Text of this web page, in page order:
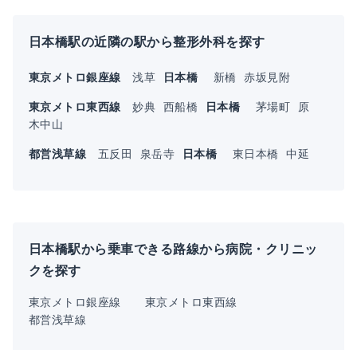
日本橋駅の近隣の駅から整形外科を探す
東京メトロ銀座線 浅草 日本橋 新橋 赤坂見附
東京メトロ東西線 妙典 西船橋 日本橋 茅場町
原
木中山
都営浅草線 五反田 泉岳寺 日本橋 東日本橋 中延
日本橋駅から乗車できる路線から病院・クリニッ
クを探す
東京メトロ銀座線
東京メトロ東西線
都営浅草線